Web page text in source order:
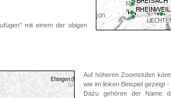
mit einem der obigen
Auf höheren Zoomstufen
wie im linken Beispiel gezeigt -
Dazu gehören der Name